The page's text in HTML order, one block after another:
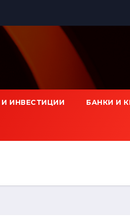
И ИНВЕСТИЦИИ БАНКИ И